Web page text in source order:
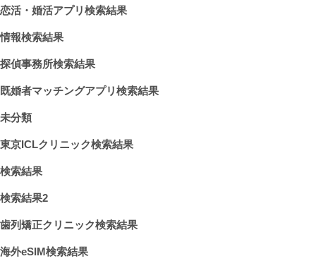
恋活・婚活アプリ検索結果
情報検索結果
探偵事務所検索結果
既婚者マッチングアプリ検索結果
未分類
東京ICLクリニック検索結果
検索結果
検索結果2
歯列矯正クリニック検索結果
海外eSIM検索結果